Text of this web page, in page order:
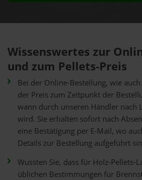
Wissenswertes zur
und zum Pellets-Preis
Bei der Online-Bestellung, wie
der Preis zum Zeitpunkt der
wann durch unseren Händler nach
wird. Sie erhalten sofort nach
eine Bestätigung per E-Mail, wo
Details zur Bestellung aufgeführt
Wussten Sie, dass für Holz-Pellets-
üblichen Bestimmungen für